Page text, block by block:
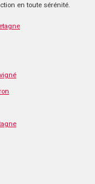
en toute sérénité.